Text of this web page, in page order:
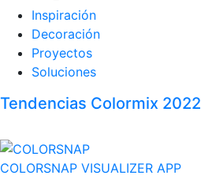
Inspiración
Decoración
Proyectos
Soluciones
Tendencias Colormix 2022
COLORSNAP VISUALIZER APP